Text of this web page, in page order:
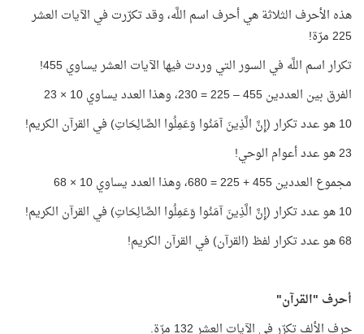
هذه الأحرف الثلاثة هي أحرف اسم اللَّه، وقد تكرّرت في الآيات العشر
225 مرّة!
تكرار اسم اللَّه في السور التي وردت فيها الآيات العشر يساوي 455!
الفرق بين العددين 455 – 225 = 230، وهذا العدد يساوي 10 × 23
10 هو عدد تكرار (إِنَّ الَّذِينَ آمَنُوا وَعَمِلُوا الصَّالِحَاتِ) في القرآن الكريم!
23 هو عدد أعوام الوحي!
مجموع العددين 455 + 225 = 680، وهذا العدد يساوي 10 × 68
10 هو عدد تكرار (إِنَّ الَّذِينَ آمَنُوا وَعَمِلُوا الصَّالِحَاتِ) في القرآن الكريم!
68 هو عدد تكرار لفظ (القرآن) في القرآن الكريم!
أحرف "القرآن"
حرف الألف تكرّر في الآيات العشر 132 مرّة.